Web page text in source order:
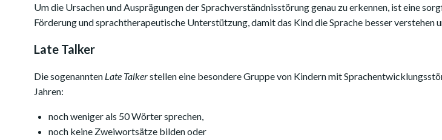
Um die Ursachen und Ausprägungen der Sprachverständnisstörung genau zu erkennen, ist eine
Förderung und sprachtherapeutische Unterstützung, damit das Kind die Sprache besser verstehen
Late Talker
Die sogenannten Late Talkerstellen eine besondere Gruppe von Kindern mit
Jahren:
noch weniger als 50 Wörter sprechen,
noch keine Zweiwortsätze bilden oder